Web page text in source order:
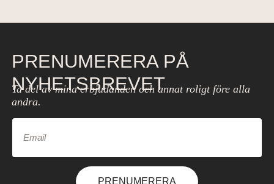
PRENUMERERA PÅ
NYHETSBREVET
Ta del av mina erbjudanden och annat roligt före alla
andra.
PRENUMERERA